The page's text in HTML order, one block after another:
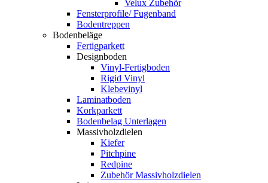
Velux Zubehör
Fensterprofile/ Fugenband
Bodentreppen
Bodenbeläge
Fertigparkett
Designboden
Vinyl-Fertigboden
Rigid Vinyl
Klebevinyl
Laminatboden
Korkparkett
Bodenbelag Unterlagen
Massivholzdielen
Kiefer
Pitchpine
Redpine
Zubehör Massivholzdielen